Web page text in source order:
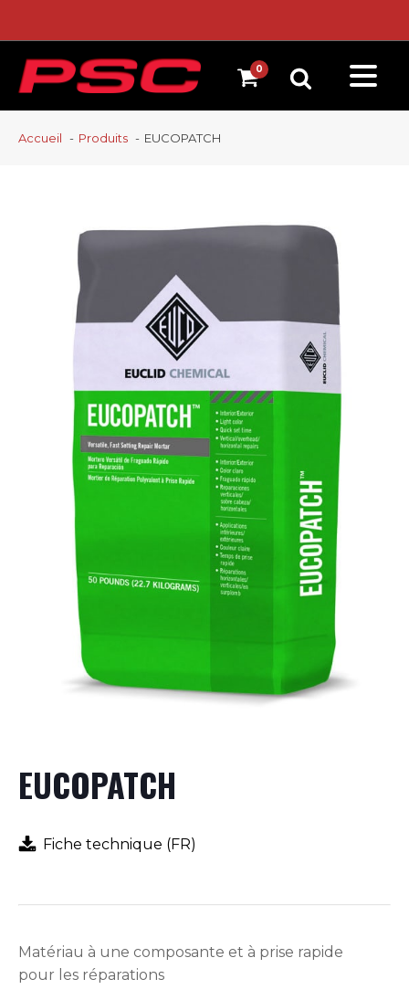
Accueil Produits EUCOPATCH
EUCOPATCH
Fiche technique (FR)
Matériau à une composante et à prise rapide
pour les réparations